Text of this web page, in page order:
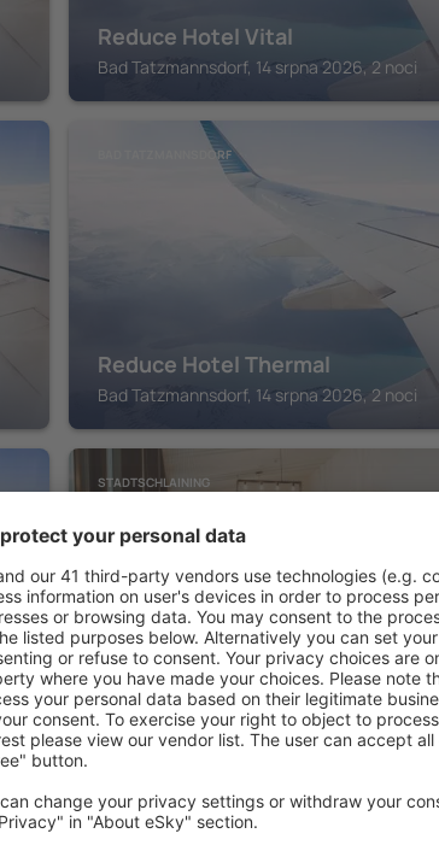
Reduce Hotel Vital
Bad Tatzmannsdorf, 14 srpna 2026, 2 noci
BAD TATZMANNSDORF
Reduce Hotel Thermal
Bad Tatzmannsdorf, 14 srpna 2026, 2 noci
STADTSCHLAINING
Burghotel Schlaining
Stadtschlaining, 14 srpna 2026, 2 noci
OBERWART